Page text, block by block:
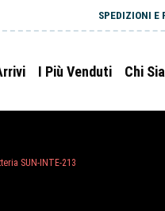
SPEDIZIONI E
I Più Venduti Chi
SUN-INTE-213